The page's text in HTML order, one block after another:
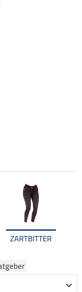
ZARTBITTER